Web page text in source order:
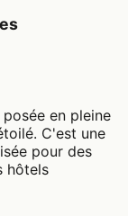
en pleine
C'est une
pour des
hôtels